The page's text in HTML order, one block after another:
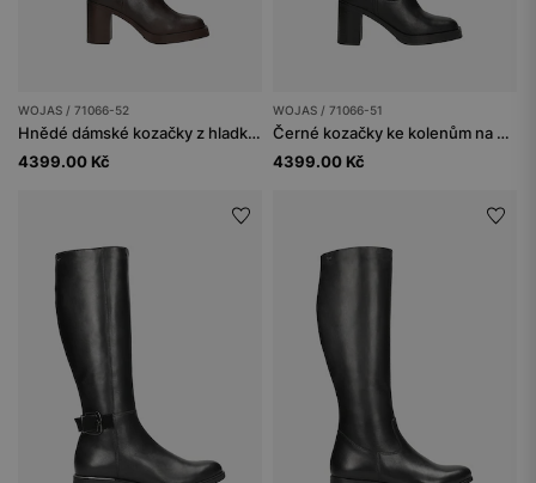
WOJAS / 71066-52
Hnědé dámské kozačky z hladké kůže
4399.00 Kč
WOJAS / 71066-51
Černé kozačky ke kolenům na stabilním podpatku
4399.00 Kč